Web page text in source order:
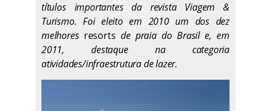
títulos importantes da revista Viagem &
Turismo. Foi eleito em 2010 um dos dez
melhores resorts de praia do Brasil e, em
2011, destaque na categoria
atividades/infraestrutura de lazer.